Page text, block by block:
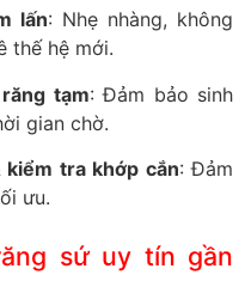
lấn: Nhẹ nhàng, không
thế hệ mới.
tạm: Đảm bảo sinh
gian chờ.
tra khớp cắn: Đảm
ưu.
sứ uy tín gần